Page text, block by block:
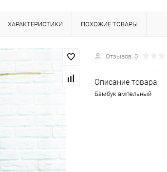
ХАРАКТЕРИСТИКИ ПОХОЖИЕ ТОВАРЫ
Отзывов: 0
Описание товара:
Бамбук ампельный